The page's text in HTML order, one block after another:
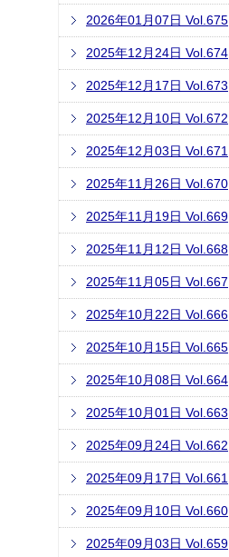
2026年01月07日 Vol.675
2025年12月24日 Vol.674
2025年12月17日 Vol.673
2025年12月10日 Vol.672
2025年12月03日 Vol.671
2025年11月26日 Vol.670
2025年11月19日 Vol.669
2025年11月12日 Vol.668
2025年11月05日 Vol.667
2025年10月22日 Vol.666
2025年10月15日 Vol.665
2025年10月08日 Vol.664
2025年10月01日 Vol.663
2025年09月24日 Vol.662
2025年09月17日 Vol.661
2025年09月10日 Vol.660
2025年09月03日 Vol.659